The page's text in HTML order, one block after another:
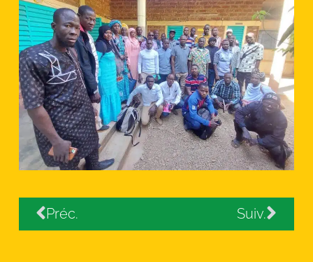
Préc. Suiv.